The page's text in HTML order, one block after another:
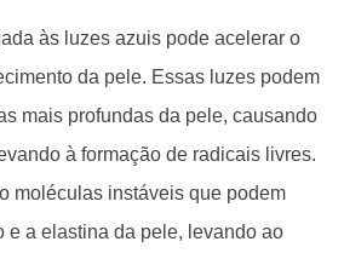
às luzes azuis pode acelerar o
da pele. Essas luzes podem
mais profundas da pele, causando
à formação de radicais livres.
moléculas instáveis que podem
e a elastina da pele, levando ao